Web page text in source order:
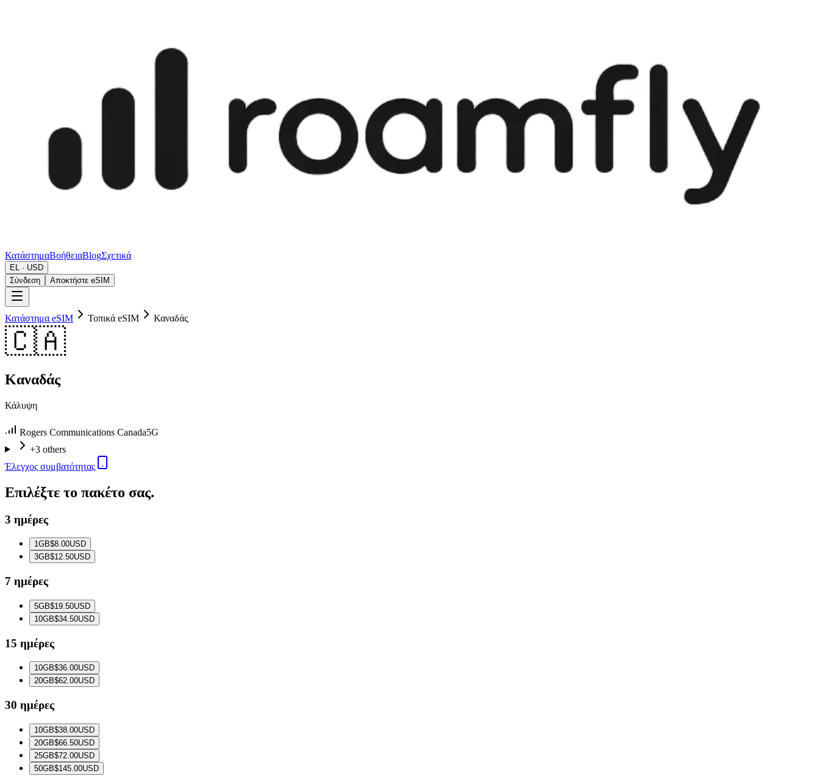
ΚατάστημαΒοήθειαBlogΣχετικά
EL · USD
Σύνδεση
Αποκτήστε eSIM
Κατάστημα eSIM Τοπικά eSIM Καναδάς
🇨🇦
Καναδάς
Κάλυψη
Rogers Communications Canada5G
+3 others
Έλεγχος συμβατότητας
Επιλέξτε το πακέτο σας.
3 ημέρες
1GB$8.00USD
3GB$12.50USD
7 ημέρες
5GB$19.50USD
10GB$34.50USD
15 ημέρες
10GB$36.00USD
20GB$62.00USD
30 ημέρες
10GB$38.00USD
20GB$66.50USD
25GB$72.00USD
50GB$145.00USD